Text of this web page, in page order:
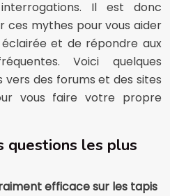
Il est donc
mythes pour vous aider
et de répondre aux
Voici quelques
vers des forums et des sites
vous faire votre propre
questions les plus
efficace sur les tapis